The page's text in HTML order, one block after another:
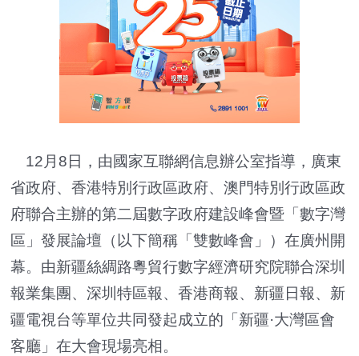
12月8日，由國家互聯網信息辦公室指導，廣東
省政府、香港特別行政區政府、澳門特別行政區政
府聯合主辦的第二屆數字政府建設峰會暨「數字灣
區」發展論壇（以下簡稱「雙數峰會」）在廣州開
幕。由新疆絲綢路粵貿行數字經濟研究院聯合深圳
報業集團、深圳特區報、香港商報、新疆日報、新
疆電視台等單位共同發起成立的「新疆·大灣區會
客廳」在大會現場亮相。